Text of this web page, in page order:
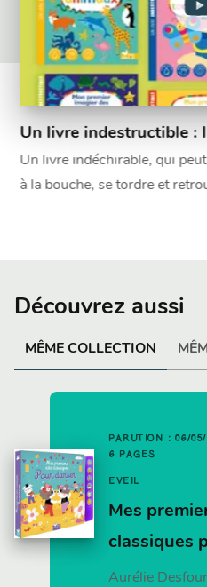
Un livre indestructible :
Un livre indéchirable, qui
à la bouche, se tordre et
Découvrez aussi
MÊME COLLECTION
PARUTION : 06/
6 PAGES
EVEIL
Mes
classiques
Aurélie Desfour